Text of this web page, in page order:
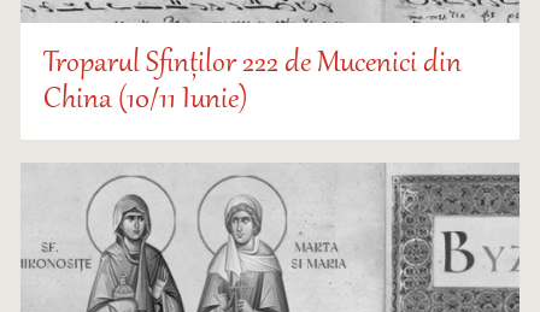
Troparul Sfinților 222 de Mucenici din
China (10/11 Iunie)